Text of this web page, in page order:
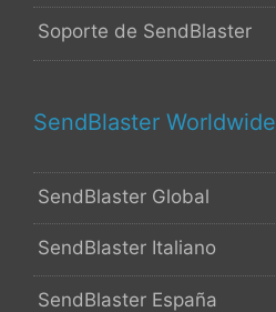
Soporte de SendBlaster
SendBlaster Worldwide
SendBlaster Global
SendBlaster Italiano
SendBlaster España